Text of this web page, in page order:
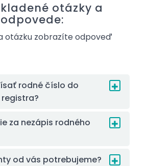
otázky a
odpovede:
otázku zobrazíte odpoveď
rodné číslo do
za nezápis rodného
od vás potrebujeme?